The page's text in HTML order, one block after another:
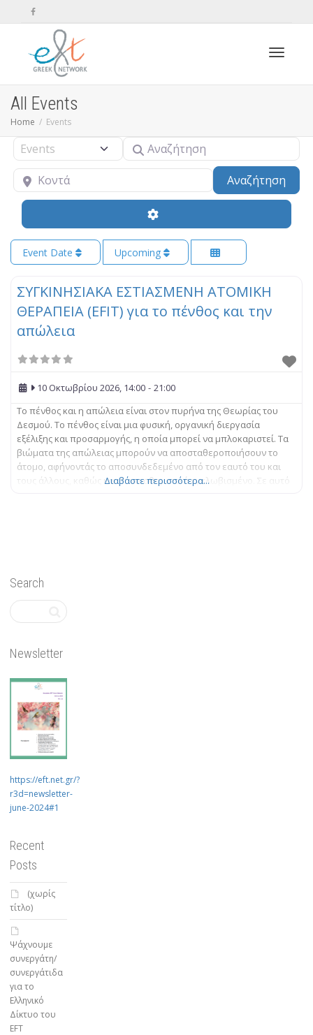
All Events
Home Events
Select search type Αναζήτηση
Κοντά Αναζήτηση
Event Date Upcoming
ΣΥΓΚΙΝΗΣΙΑΚΑ ΕΣΤΙΑΣΜΕΝΗ ΑΤΟΜΙΚΗ
ΘΕΡΑΠΕΙΑ (EFIT) για το πένθος και την
απώλεια
10 Οκτωβρίου 2026, 14:00 - 21:00
Το πένθος και η απώλεια είναι στον πυρήνα της Θεωρίας του
Δεσμού. Το πένθος είναι μια φυσική, οργανική διεργασία
εξέλιξης και προσαρμογής, η οποία μπορεί να μπλοκαριστεί. Τα
βιώματα της απώλειας μπορούν να αποσταθεροποιήσουν το
άτομο, αφήνοντάς το αποσυνδεδεμένο από τον εαυτό του και
τους άλλους, καθώς και συναισθηματικά εγκλωβισμένο. Σε αυτό
Διαβάστε περισσότερα...
Search
Newsletter
https://eft.net.gr/?
r3d=newsletter-
june-2024#1
Recent
Posts
(χωρίς
τίτλο)
Ψάχνουμε
συνεργάτη/
συνεργάτιδα
για το
Ελληνικό
Δίκτυο του
EFT